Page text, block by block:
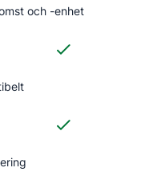
och -enhet